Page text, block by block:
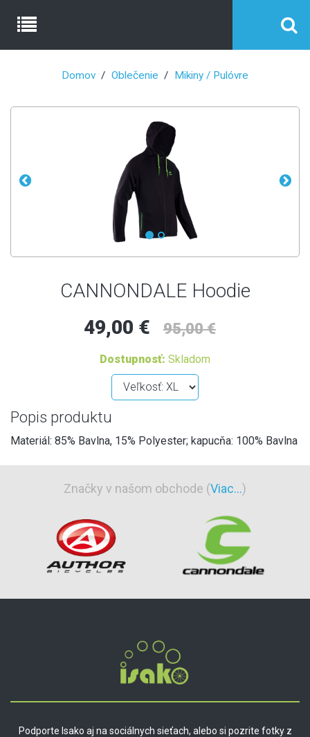
Domov Oblečenie Mikiny / Pulóvre
CANNONDALE Hoodie
49,00 €
95,00 €
Dostupnosť: Skladom
Popis produktu
Materiál: 85% Bavlna, 15% Polyester; kapucňa: 100% Bavlna
Značky v našom obchode (Viac...)
Podporte Isako aj na sociálnych sieťach, alebo si pozrite fotky z